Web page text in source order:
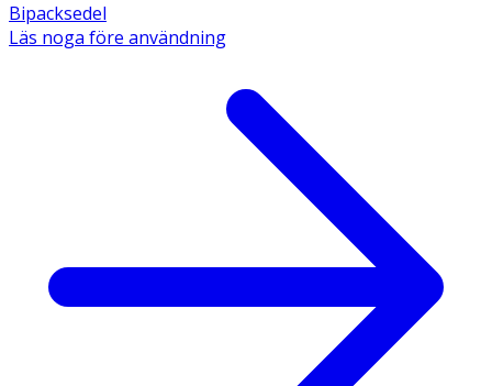
Bipacksedel
Läs noga före användning